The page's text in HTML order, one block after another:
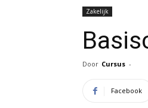
Zakelijk
Door Cursus -
Facebook